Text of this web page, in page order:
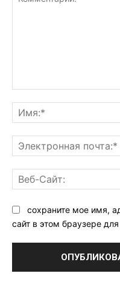
сохраните мое имя,
сайт в этом браузере